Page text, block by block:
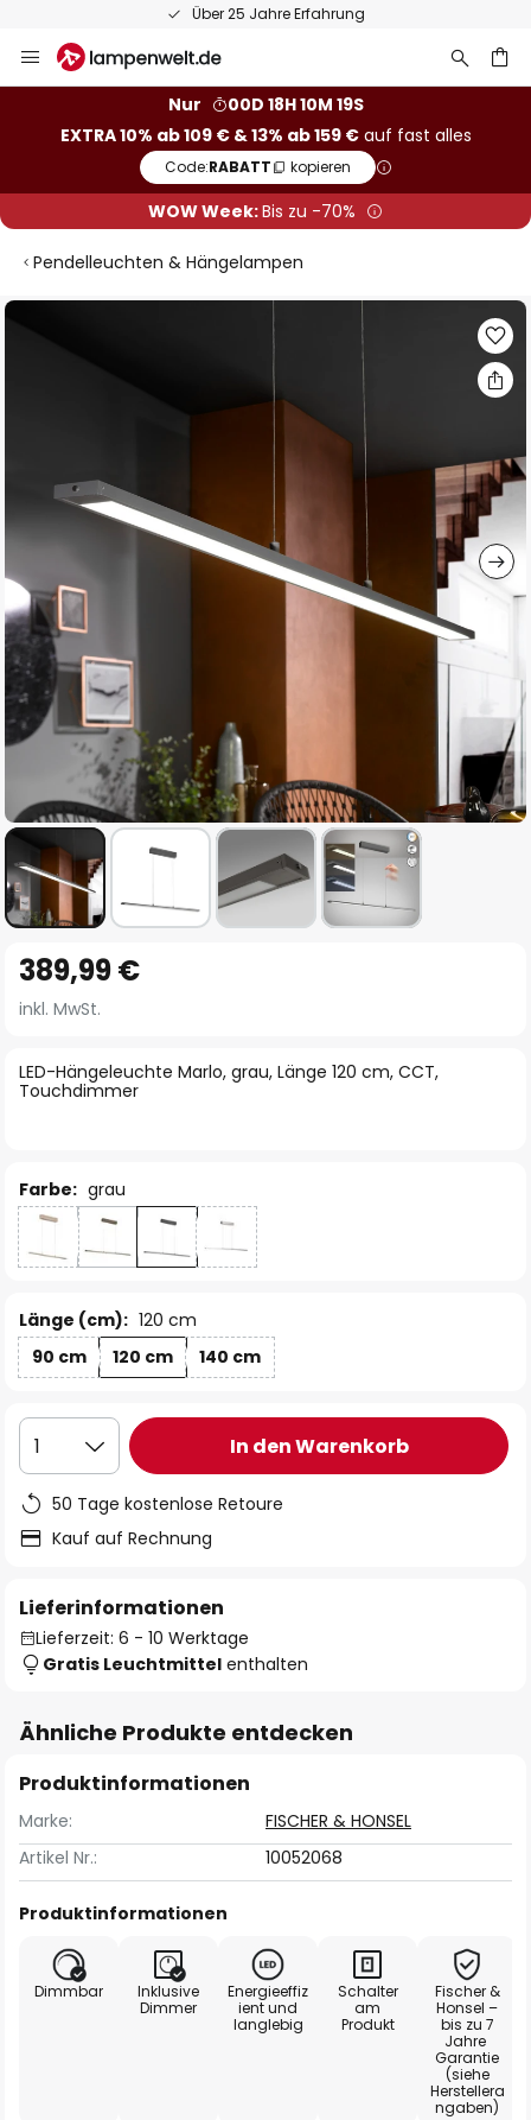
Über 25 Jahre Erfahrung
Inhalt
Nur
00D 18H 10M 18S
EXTRA 10% ab 109 € & 13% ab 159 €auf fast alles
Code:RABATT kopieren
WOW Week:Bis zu -70%
Pendelleuchten & Hängelampen
Zum
Anfang
der
springen
LED-Hängeleuchte Marlo, grau, Länge 120 cm, CCT,
Touchdimmer
389,99 €
inkl. MwSt.
Farbe: grau
Länge (cm): 120 cm
90 cm
120 cm 140 cm
1 In den Warenkorb
50 Tage kostenlose Retoure
Kauf auf Rechnung
Lieferinformationen
Lieferzeit: 6 - 10 Werktage
Gratis Leuchtmittel enthalten
Ähnliche Produkte entdecken
Produktinformationen
Marke:
FISCHER & HONSEL
Artikel Nr.:
10052068
Produktinformationen
Dimmbar
Inklusive
Dimmer
Energieeffiz
ient und
langlebig
Schalter
am
Produkt
Fischer &
Honsel –
bis zu 7
Jahre
Garantie
(siehe
Herstellera
ngaben)